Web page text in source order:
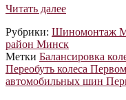
Читать далееШиномонтаж
Рубрики: Шиномонтаж
район Минск
Метки Балансировка
Переобуть колеса
автомобильных шин